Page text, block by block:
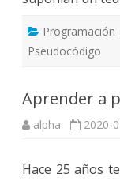
Programación
Pseudocódigo
Aprender a
alpha 2020-
Hace 25 años